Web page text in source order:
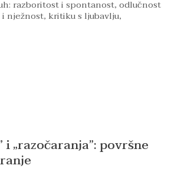
razboritost i spontanost, odlučnost
nježnost, kritiku s ljubavlju,
„razočaranja”: površne